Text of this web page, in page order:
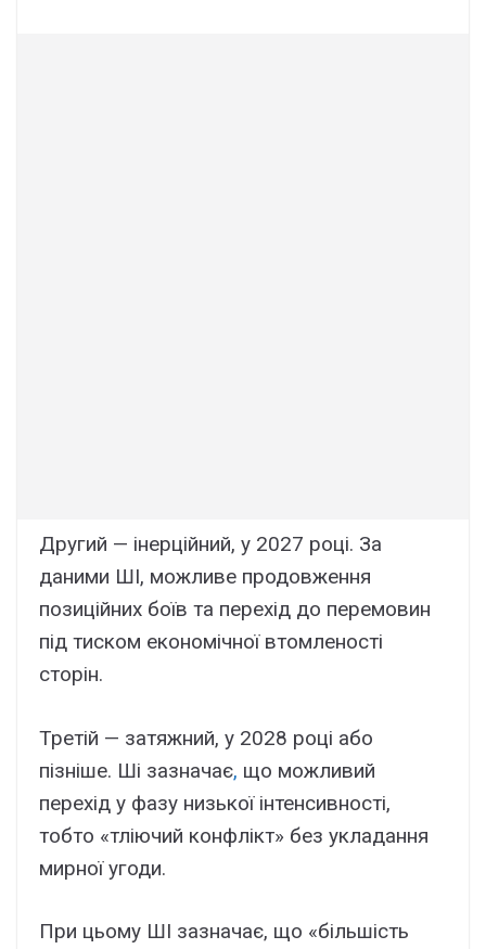
Другий — інерційний, у 2027 році. За
даними ШІ, можливе продовження
позиційних боїв та перехід до перемовин
під тиском економічної втомленості
сторін.
Третій — затяжний, у 2028 році або
пізніше. Ші зазначає, що можливий
перехід у фазу низької інтенсивності,
тобто «тліючий конфлікт» без укладання
мирної угоди.
При цьому ШІ зазначає, що «більшість